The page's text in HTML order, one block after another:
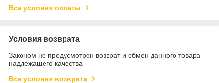
Все условия оплаты
Условия возврата
Законом не предусмотрен возврат и обмен данного товара
надлежащего качества
Все условия возврата